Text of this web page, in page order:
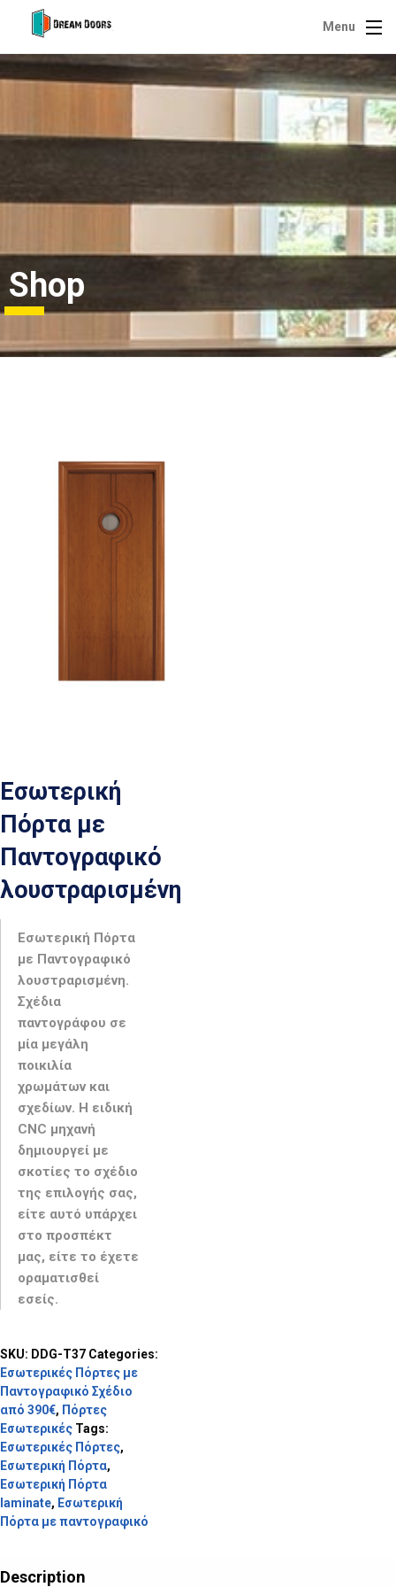
Menu
Shop
Εσωτερική
Πόρτα με
Παντογραφικό
λουστραρισμένη
Εσωτερική Πόρτα
με Παντογραφικό
λουστραρισμένη.
Σχέδια
παντογράφου σε
μία μεγάλη
ποικιλία
χρωμάτων και
σχεδίων. Η ειδική
CNC μηχανή
δημιουργεί με
σκοτίες το σχέδιο
της επιλογής σας,
είτε αυτό υπάρχει
στο προσπέκτ
μας, είτε το έχετε
οραματισθεί
εσείς.
SKU: DDG-T37 Categories:
Εσωτερικές Πόρτες με
Παντογραφικό Σχέδιο
από 390€, Πόρτες
Εσωτερικές Tags:
Εσωτερικές Πόρτες,
Εσωτερική Πόρτα,
Εσωτερική Πόρτα
laminate, Εσωτερική
Πόρτα με παντογραφικό
Description